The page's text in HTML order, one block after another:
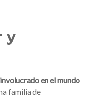
y
en el mundo
familia de